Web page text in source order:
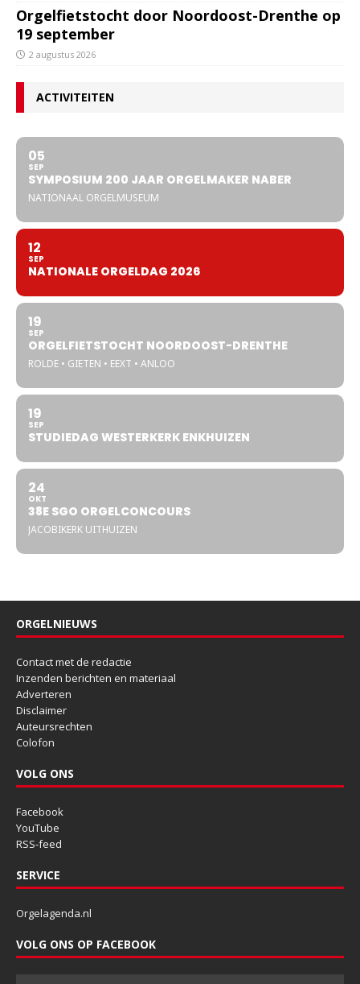
Orgelfietstocht door Noordoost-Drenthe op
19 september
2 augustus 2026
ACTIVITEITEN
05
SEP
SYMPOSIUM 200 JAAR ORGELMAKER NABER
NATIONAAL ORGELMUSEUM
12
SEP
NATIONALE ORGELDAG 2026
19
SEP
ORGELFIETSTOCHT NOORDOOST-DRENTHE
ROLDE • GIETEN • EEXT • ANLOO
19
SEP
STUDIEDAG WESTERKERK ENKHUIZEN
24
OKT
38E SGO ORGELCONCOURS
JACOBIKERK UITHUIZEN
ORGELNIEUWS
Contact met de redactie
Inzenden berichten en materiaal
Adverteren
Disclaimer
Auteursrechten
Colofon
VOLG ONS
Facebook
YouTube
RSS-feed
SERVICE
Orgelagenda.nl
VOLG ONS OP FACEBOOK